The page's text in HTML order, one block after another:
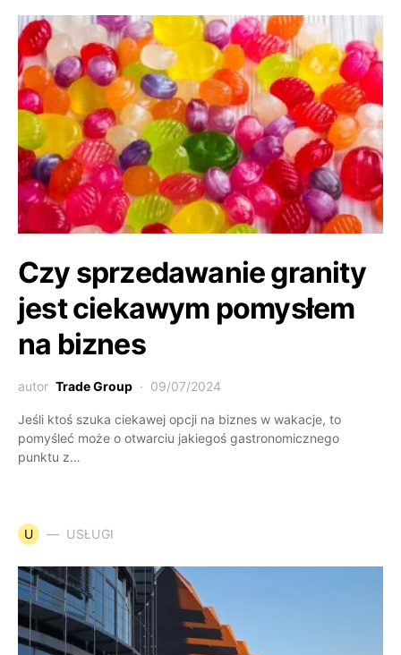
Czy sprzedawanie granity
jest ciekawym pomysłem
na biznes
autor Trade Group 09/07/2024
Jeśli ktoś szuka ciekawej opcji na biznes w wakacje, to
pomyśleć może o otwarciu jakiegoś gastronomicznego
punktu z…
U USŁUGI